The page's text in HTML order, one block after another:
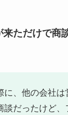
ただけで商
に、他の会社は
談だったけど、